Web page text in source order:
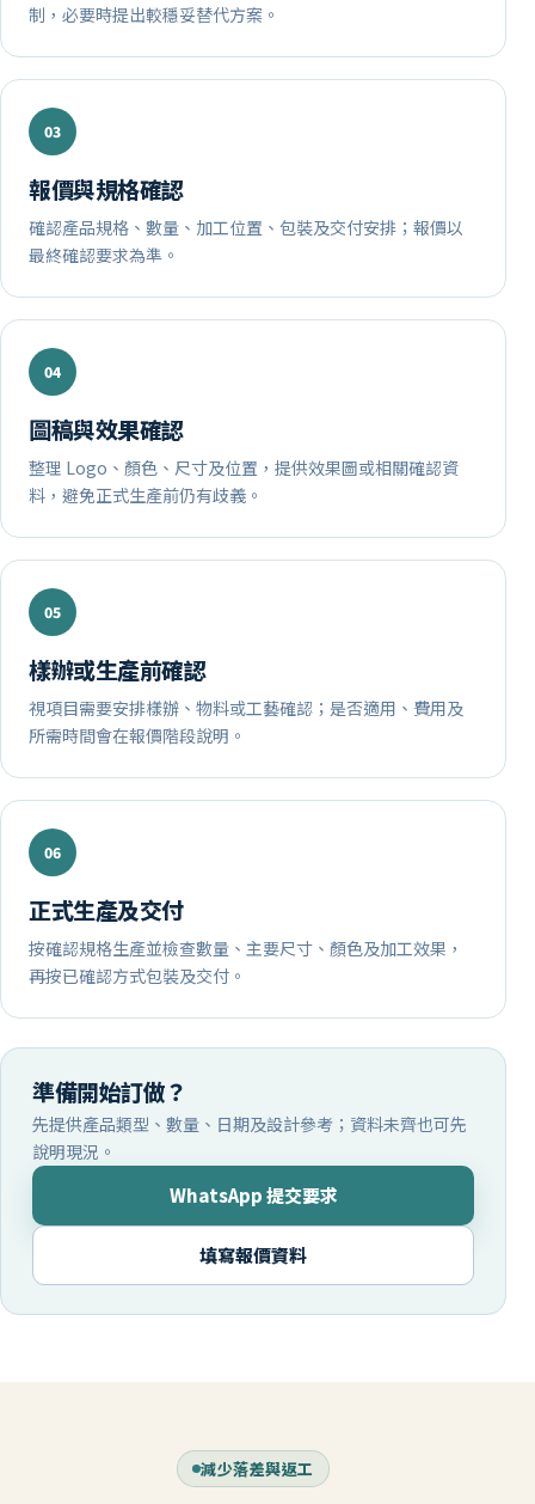
制，必要時提出較穩妥替代方案。
報價與規格確認
確認產品規格、數量、加工位置、包裝及交付安排；報價以
最終確認要求為準。
圖稿與效果確認
整理 Logo、顏色、尺寸及位置，提供效果圖或相關確認資
料，避免正式生產前仍有歧義。
樣辦或生產前確認
視項目需要安排樣辦、物料或工藝確認；是否適用、費用及
所需時間會在報價階段說明。
正式生產及交付
按確認規格生產並檢查數量、主要尺寸、顏色及加工效果，
再按已確認方式包裝及交付。
準備開始訂做？
先提供產品類型、數量、日期及設計參考；資料未齊也可先
說明現況。
WhatsApp 提交要求
填寫報價資料
減少落差與返工